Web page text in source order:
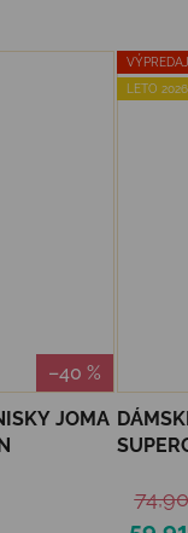
–40 %
JOMA
VÝPREDAJ
LETO